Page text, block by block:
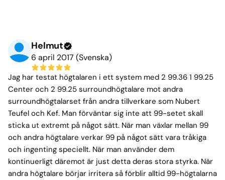
Helmut
6 april 2017 (Svenska)
Jag har testat högtalaren i ett system med 2 99.36 1 99.25
Center och 2 99.25 surroundhögtalare mot andra
surroundhögtalarset från andra tillverkare som Nubert
Teufel och Kef. Man förväntar sig inte att 99-setet skall
sticka ut extremt på något sätt. När man växlar mellan 99
och andra högtalare verkar 99 på något sätt vara tråkiga
och ingenting speciellt. När man använder dem
kontinuerligt däremot är just detta deras stora styrka. När
andra högtalare börjar irritera så förblir alltid 99-högtalarna